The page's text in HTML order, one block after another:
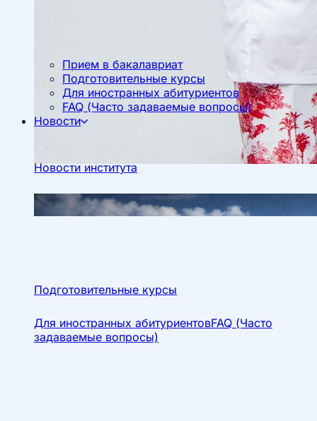
Подготовительные курсы
Для иностранных абитуриентовFAQ (Часто
задаваемые вопросы)
Прием в бакалавриат
Подготовительные курсы
Для иностранных абитуриентов
FAQ (Часто задаваемые вопросы)
Новости
Новости института